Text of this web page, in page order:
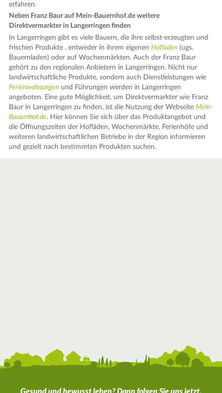
erfahren.
Neben Franz Baur auf Mein-Bauernhof.de weitere
Direktvermarkter in Langerringen finden
In Langerringen gibt es viele Bauern, die ihre selbst-erzeugten und
frischen Produkte , entweder in ihrem eigenenHofladen (ugs.
Bauernladen) oder auf Wochenmärkten. Auch der Franz Baur
gehört zu den regionalen Anbietern in Langerringen. Nicht nur
landwirtschaftliche Produkte, sondern auch Dienstleistungen wie
Ferienwohnungen und Führungen werden in Langerringen
angeboten. Eine gute Möglichkeit, um Direktvermarkter wie Franz
Baur in Langerringen zu finden, ist die Nutzung der WebseiteMein-
Bauernhof.de. Hier können Sie sich über das Produktangebot und
die Öffnungszeiten der Hofläden, Wochenmärkte, Ferienhöfe und
weiteren landwirtschaftlichen Betriebe in der Region informieren
und gezielt nach bestimmten Produkten suchen.